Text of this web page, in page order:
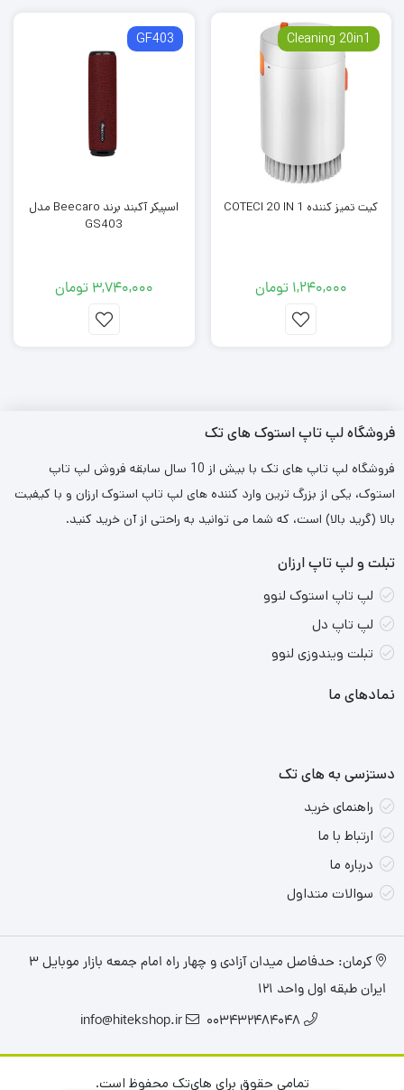
نقاط قوت محصول:
طراحی جذاب و کاربرد چندگانه
جایگزین چندین گجت با یک همه کاره
Cleaning 20in1
کیت تمیز کننده COTECI 20 IN 1
1,240,000 تومان
GF403
اسپیکر آکبند برند Beecaro مدل
GS403
3,740,000 تومان
فروشگاه لپ تاپ استوک های تک
فروشگاه لپ تاپ های تک با بیش از 10 سال سابقه فروش لپ تاپ
استوک، یکی از بزرگ ترین وارد کننده های لپ تاپ استوک ارزان و با کیفیت
بالا (گرید بالا) است، که شما می توانید به راحتی از آن خرید کنید.
تبلت و لپ تاپ ارزان
لپ تاپ استوک لنوو
لپ تاپ دل
تبلت ویندوزی لنوو
نمادهای ما
دستزسی به های تک
راهنمای خرید
ارتباط با ما
درباره ما
سوالات متداول
کرمان: حدفاصل میدان آزادی و چهار راه امام جمعه بازار موبایل ۳
ایران طبقه اول واحد ۱۲۱
003432484048
info@hitekshop.ir
تمامی حقوق برای های‌تک محفوظ است.